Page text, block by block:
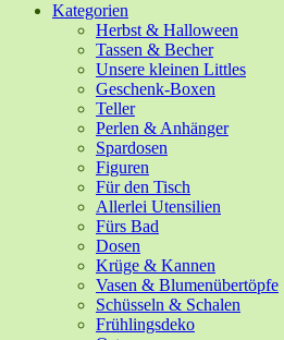
Kategorien
Herbst & Halloween
Tassen & Becher
Unsere kleinen Littles
Geschenk-Boxen
Teller
Perlen & Anhänger
Spardosen
Figuren
Für den Tisch
Allerlei Utensilien
Fürs Bad
Dosen
Krüge & Kannen
Vasen & Blumenübertöpfe
Schüsseln & Schalen
Frühlingsdeko